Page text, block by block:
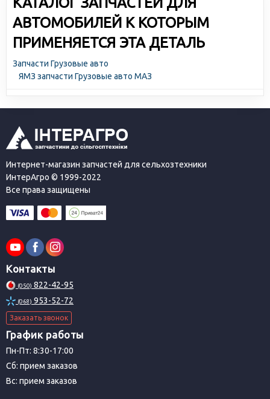
АВТОМОБИЛЕЙ К КОТОРЫМ
ПРИМЕНЯЕТСЯ ЭТА ДЕТАЛЬ
Запчасти Грузовые авто
ЯМЗ запчасти Грузовые авто МАЗ
Интернет-магазин запчастей для сельхозтехники
ИнтерАгро © 1999-2022
Все права защищены
Контакты
(050) 822-42-95
(068) 953-52-72
Заказать звонок
График работы
Пн-Пт: 8:30-17:00
Сб: прием заказов
Вс: прием заказов